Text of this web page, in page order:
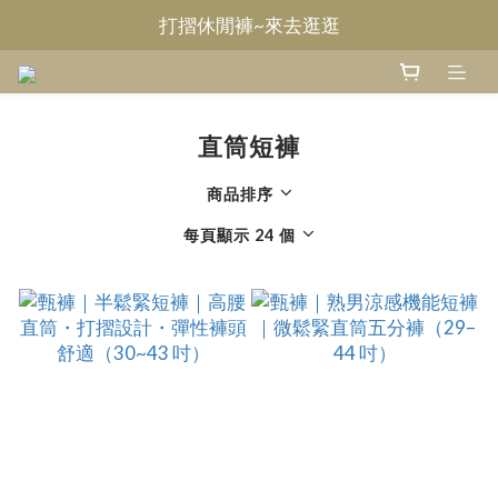
Welcome~甄褲
打摺休閒褲~來去逛逛
直筒短褲
商品排序
每頁顯示 24 個